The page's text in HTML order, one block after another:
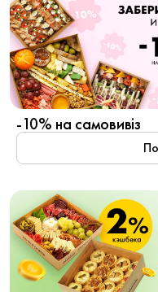
-10% на самовивіз